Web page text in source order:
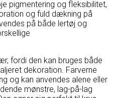
pigmentering og fleksibilitet,
og fuld dækning på
på både lertøj og
fordi den kan bruges både
dekoration. Farverne
og kan anvendes alene eller
mønstre, lag-på-lag